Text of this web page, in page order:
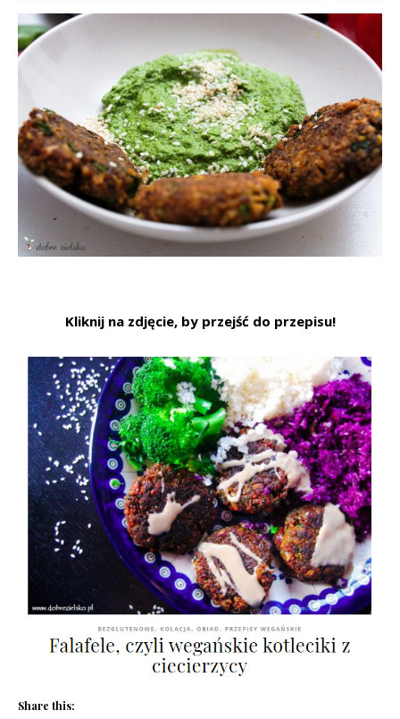
Kliknij na zdjęcie, by przejść do przepisu!
Share this: